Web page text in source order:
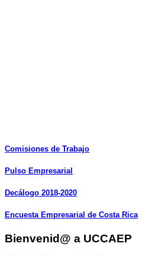
Comisiones de Trabajo
Pulso Empresarial
Decálogo 2018-2020
Encuesta Empresarial de Costa Rica
Bienvenid@ a UCCAEP